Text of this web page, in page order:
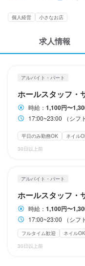
検索履歴・保存した条件
ヘルプ・お問い合わせフ
掲載をご検討の店舗様へ
食べログ求人PRESS
プライバシーポリシー
個人経営 小さなお店
求人情報
アルバイト・パート
ホールスタッフ・
時給： 1,100円〜
17:00~23:00 （シフ
平日のみ勤務OK
ネイル
30日以上前
アルバイト・パート
ホールスタッフ・
時給： 1,100円〜
17:00~23:00 （シフ
フルタイム歓迎
ネイルOK
30日以上前
ホールスタ
ホールスタッフ・
週2日からOK
シフト制 自
休日・休暇
休日・休暇
1ヶ月のシフト
土日祝のみ勤務OK
待遇
契約期間の定めなし。
社員登用制度あり 独立支援制
ネイルOK
ピアスOK
特徴
学歴不問 フリーター歓迎
小さなお店(20席未満)
スタッ
仕事内容